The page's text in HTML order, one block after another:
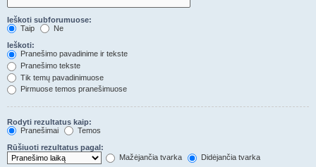
Ieškoti subforumuose:
Taip
Ne
Ieškoti:
Pranešimo pavadinime ir tekste
Pranešimo tekste
Tik temų pavadinimuose
Pirmuose temos pranešimuose
Rodyti rezultatus kaip:
Pranešimai
Temos
Rūšiuoti rezultatus pagal:
Mažėjančia tvarka
Didėjančia tvarka